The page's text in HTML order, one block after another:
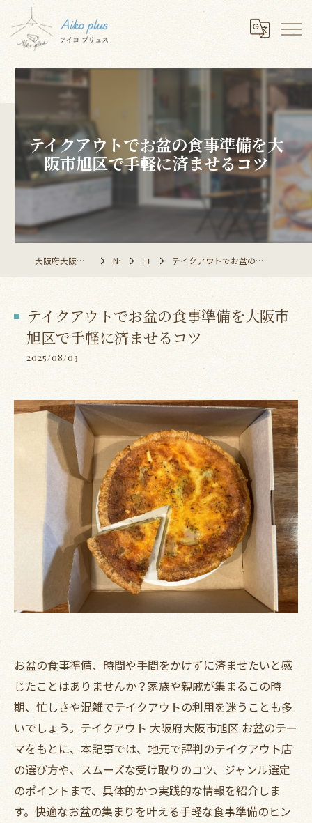
テイクアウトでお盆の食事準備を大
阪市旭区で手軽に済ませるコツ
大阪府大阪市のレストランならAiko plus NEWS コラム テイクアウトでお盆の食事準備を大阪市旭区で手軽に済ませるコツ
テイクアウトでお盆の食事準備を大阪市
旭区で手軽に済ませるコツ
2025/08/03
お盆の食事準備、時間や手間をかけずに済ませたいと感
じたことはありませんか？家族や親戚が集まるこの時
期、忙しさや混雑でテイクアウトの利用を迷うことも多
いでしょう。テイクアウト 大阪府大阪市旭区 お盆のテー
マをもとに、本記事では、地元で評判のテイクアウト店
の選び方や、スムーズな受け取りのコツ、ジャンル選定
のポイントまで、具体的かつ実践的な情報を紹介しま
す。快適なお盆の集まりを叶える手軽な食事準備のヒン